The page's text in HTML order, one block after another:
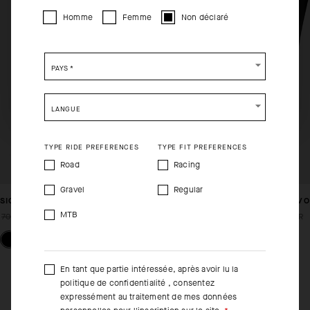
SIGNATURE LS T-SHIRT EVO
49,00 EUR
SIGNATURE PANTS EVO
shopping will remove all contents from shopping bag.
SHIP TO ANOTHER COUNTRY.
Homme Femme Non déclaré
PAYS *
LANGUE
TYPE RIDE PREFERENCES
Road
Gravel
MTB
TYPE FIT PREFERENCES
Racing
Regular
En tant que partie intéressée, après avoir lu la
politique de confidentialité , consentez
expressément au traitement de mes données